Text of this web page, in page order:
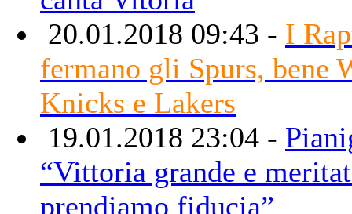
20.01.2018 09:43 - I
fermano gli Spurs, bene
Knicks e Lakers
19.01.2018 23:04 -
“Vittoria grande e
prendiamo fiducia”